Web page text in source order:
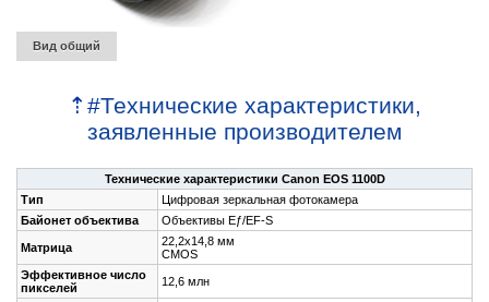
Вид общий
⇡ #Технические характеристики,
заявленные производителем
Технические характеристики Canon EOS 1100D
Тип
Цифровая зеркальная фотокамера
Байонет объектива
Объективы Eƒ/EF-S
Матрица
22,2x14,8 мм
CMOS
Эффективное число
пикселей
12,6 млн